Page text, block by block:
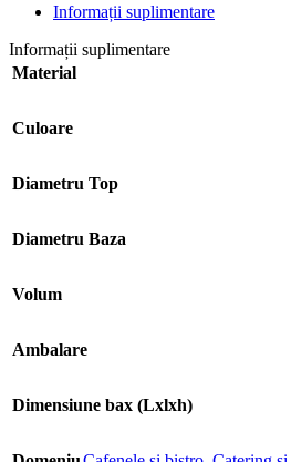
Informații suplimentare
Informații suplimentare
Material
Culoare
Diametru Top
Diametru Baza
Volum
Ambalare
Dimensiune bax (Lxlxh)